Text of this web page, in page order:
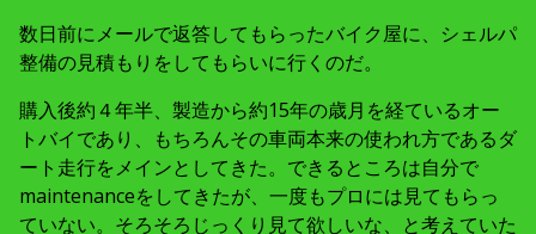
数日前にメールで返答してもらったバイク屋に、シェルパ
整備の見積もりをしてもらいに行くのだ。
購入後約４年半、製造から約15年の歳月を経ているオー
トバイであり、もちろんその車両本来の使われ方であるダ
ート走行をメインとしてきた。できるところは自分で
maintenanceをしてきたが、一度もプロには見てもらっ
ていない。そろそろじっくり見て欲しいな、と考えていた